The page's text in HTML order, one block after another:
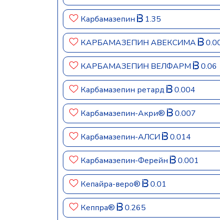
Карбамазепин 1.35
КАРБАМАЗЕПИН АВЕКСИМА
КАРБАМАЗЕПИН ВЕЛФАРМ 0.06
Карбамазепин ретард 0.004
Карбамазепин-Акри® 0.007
Карбамазепин-АЛСИ 0.014
Карбамазепин-Ферейн 0.001
Кепайра-веро® 0.01
Кеппра® 0.265